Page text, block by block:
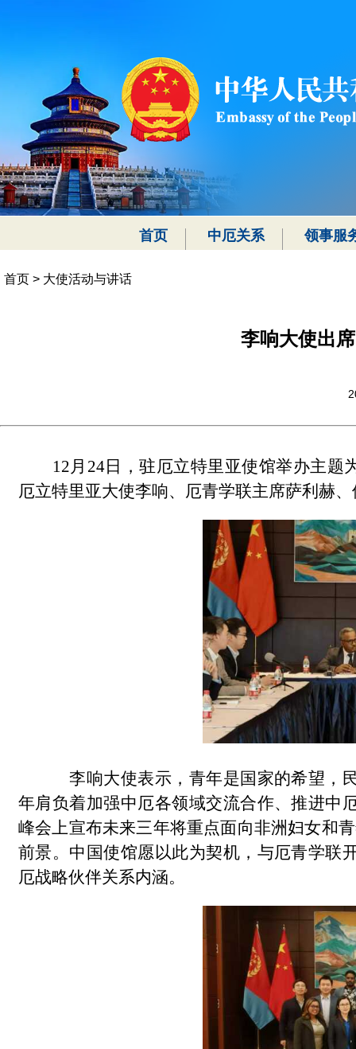
首页 中厄关系 领事服
首页 > 大使活动与讲话
李响大使出
12月24日，驻厄立特里亚使馆举办主题
厄立特里亚大使李响、厄青学联主席萨利赫
李响大使表示，青年是国家的希望，民
年肩负着加强中厄各领域交流合作、推进中
峰会上宣布未来三年将重点面向非洲妇女和
前景。中国使馆愿以此为契机，与厄青学联
厄战略伙伴关系内涵。